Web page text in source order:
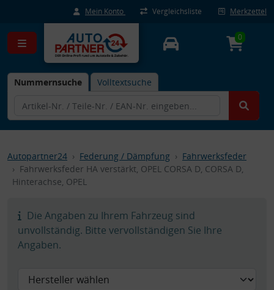
Mein Konto Vergleichsliste Merkzettel
Nummernsuche Volltextsuche
0
Autopartner24 Federung / Dämpfung
Fahrwerksfeder
Fahrwerksfeder HA verstärkt, OPEL CORSA D, CORSA D,
Hinterachse, OPEL
Die Angaben zu Ihrem Fahrzeug sind
unvollständig. Bitte vervollständigen Sie Ihre
Angaben.